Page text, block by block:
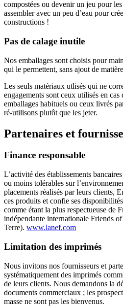
compostées ou devenir un jeu pour
assembler avec un peu d’eau pour
constructions !
Pas de calage inutile
Nos emballages sont choisis pour
qui le permettent, sans ajout de
Les seuls matériaux utlisés qui ne
engagements sont ceux utilisés en
emballages habituels ou ceux livrés
ré-utilisons plutôt que les jeter.
Partenaires et
Finance responsable
L’activité des établissements
ou moins tolérables sur
placements réalisés par leurs clients,
ces produits et confie ses
comme étant la plus respectueuse de
indépendante internationale Friends
Terre). www.lanef.com
Limitation des imprimés
Nous invitons nos fournisseurs et
systématiquement des imprimés
de leurs clients. Nous demandons la
documents commerciaux ; les
masse ne sont pas les bienvenus.